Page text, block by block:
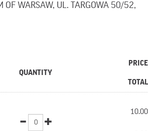
OF WARSAW, UL. TARGOWA 50/52,
PRICE
QUANTITY
TOTAL
10.00